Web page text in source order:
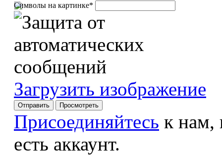
Символы на картинке*
Загрузить изображение
Присоединяйтесь к
есть аккаунт.